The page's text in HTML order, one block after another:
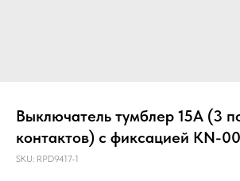
Выключатель тумблер 15А (3
контактов) с фиксацией KN-
SKU: RPD9417-1